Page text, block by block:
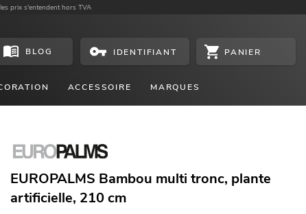
prix s'entendent hors TVA
BLOG IDENTIFIANT PANIER
ACCESSOIRE MARQUES
EUROPALMS Bambou multi tronc, plante
artificielle, 210 cm